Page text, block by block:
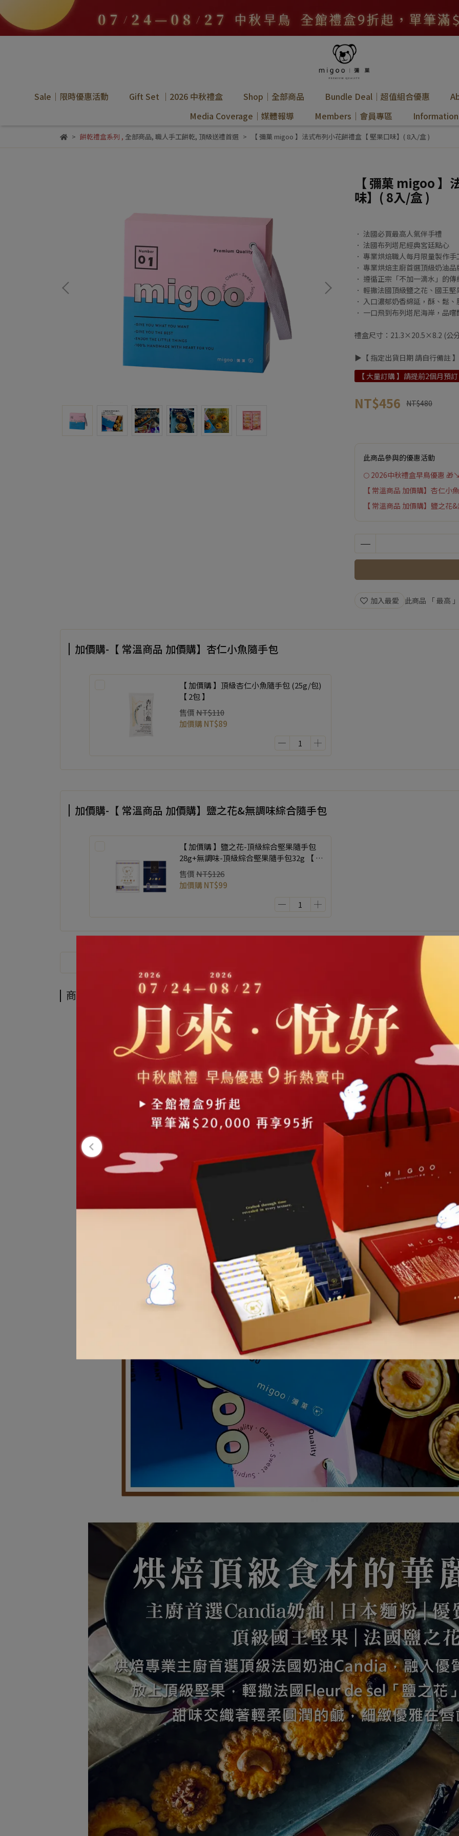
Sale｜限時優惠活動 Gift Set ｜2026 中秋禮盒 Shop｜全部商品 Bundle Deal｜超值組合優惠
Media Coverage｜媒體報導
Members｜會員專區
餅乾禮盒系列 , 全部商品, 職人手工餅乾, 頂級送禮首選 【 彌菓 migoo 】法式布列小花餅禮盒【 堅果口味】( 8入/盒 )
【 彌菓 migoo 】
味】( 8入/盒 )
． 法國必買最高人氣伴手禮
． 法國布列塔尼經典宮廷點心
． 專業烘焙職人每月限量製作
． 專業烘焙主廚首選頂級奶油
． 遵循正宗「不加一滴水」的
． 輕撒法國頂級鹽之花、國王
． 入口濃郁奶香綿延，酥、鬆
． 一口飛到布列塔尼海岸，品
禮盒尺寸：21.3×20.5×8.2 (公
▶︎【 指定出貨日期 請自行備註 】
【 大量訂購 】請提前2個月預訂
NT$456 NT$480
此商品參與的優惠活動
🌕 2026中秋禮盒早鳥優惠
【 常溫商品 加價購】杏仁小
【 常溫商品 加價購】鹽之花
加入最愛 此商品 「 最高
加價購-【 常溫商品 加價購】杏仁小魚隨手包
【 加價購 】頂級杏仁小魚隨手包 (25g/包)
【 2包 】
售價NT$110
加價購 NT$89
加價購-【 常溫商品 加價購】鹽之花&無調味綜合隨手包
【 加價購 】鹽之花-頂級綜合堅果隨手包
28g+無調味-頂級綜合堅果隨手包32g 【 2
入 各一包 】
售價NT$126
加價購 NT$99
商品介紹